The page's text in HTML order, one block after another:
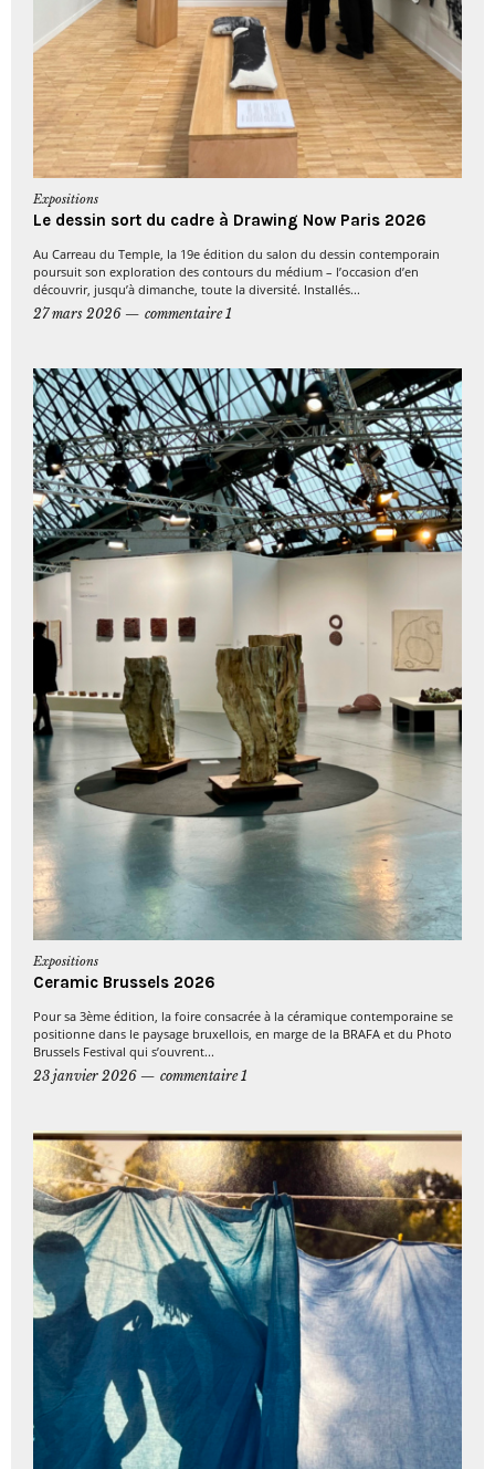
Expositions
Le dessin sort du cadre à Drawing Now Paris 2026
Au Carreau du Temple, la 19e édition du salon du dessin contemporain
poursuit son exploration des contours du médium – l’occasion d’en
découvrir, jusqu’à dimanche, toute la diversité. Installés...
27 mars 2026
commentaire 1
Expositions
Ceramic Brussels 2026
Pour sa 3ème édition, la foire consacrée à la céramique contemporaine se
positionne dans le paysage bruxellois, en marge de la BRAFA et du Photo
Brussels Festival qui s’ouvrent...
23 janvier 2026
commentaire 1